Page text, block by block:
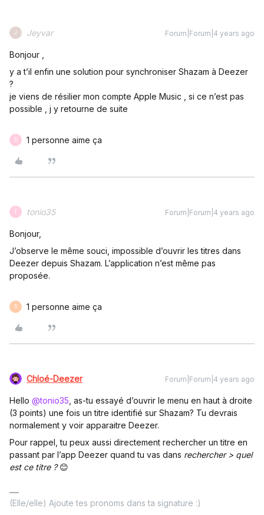
J Jeyvar Forum|Forum|4 years ago
Bonjour ,
y a t’il enfin une solution pour synchroniser Shazam à Deezer
?
je viens de résilier mon compte Apple Music , si ce n’est pas
possible , j y retourne de suite
D 1 personne aime ça
T tonio35 Forum|Forum|4 years ago
Bonjour,
J’observe le même souci, impossible d’ouvrir les titres dans
Deezer depuis Shazam. L’application n’est même pas
proposée.
S 1 personne aime ça
Chloé-Deezer Forum|Forum|4 years ago
Hello @tonio35 , as-tu essayé d’ouvrir le menu en haut à droite
(3 points) une fois un titre identifié sur Shazam? Tu devrais
normalement y voir apparaitre Deezer.
Pour rappel, tu peux aussi directement rechercher un titre en
passant par l’app Deezer quand tu vas dans rechercher > quel
est ce titre ?😊
(Elle/elle) Ajoute tes pronoms dans ta signature :)